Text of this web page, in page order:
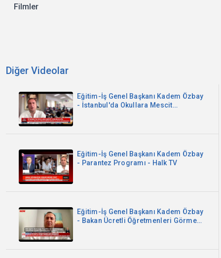
Filmler
Diğer Videolar
Eğitim-İş Genel Başkanı Kadem Özbay
- İstanbul'da Okullara Mescit
Eğitim-İş Genel Başkanı Kadem Özbay
- Parantez Programı - Halk TV
Eğitim-İş Genel Başkanı Kadem Özbay
- Bakan Ücretli Öğretmenleri Görmedi